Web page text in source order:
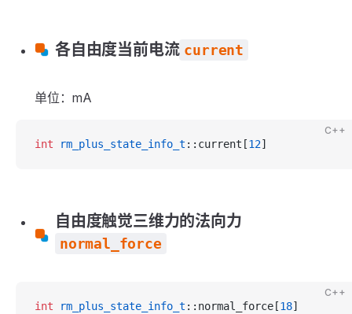
各自由度当前电流 current
单位：mA
C++
int rm_plus_state_info_t ::current[12]
自由度触觉三维力的法向力
normal_force
C++
int rm_plus_state_info_t ::normal_force[18]